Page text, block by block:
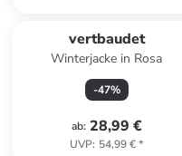
vertbaudet
Winterjacke in Rosa
-47%
ab: 28,99 €
UVP: 54,99 €*